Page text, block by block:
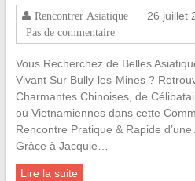
Rencontrer Asiatique 26 juillet
Pas de commentaire
Vous Recherchez de Belles
Vivant Sur Bully-les-Mines ?
Charmantes Chinoises, de
ou Vietnamiennes dans cette
Rencontre Pratique & Rapide
Grâce à Jacquie…
Lire la suite